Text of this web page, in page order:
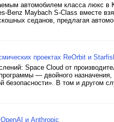
автомобилем класса люкс в
Benz Maybach S-Class вместе
седанов, предлагая
проектах ReOrbit и
Space Cloud от
— двойного назначения,
безопасности». В том и другом
и Anthropic